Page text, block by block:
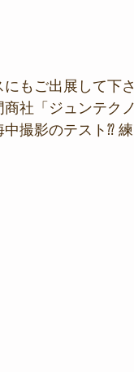
もご出展して下
社「ジュンテク
撮影のテスト⁇